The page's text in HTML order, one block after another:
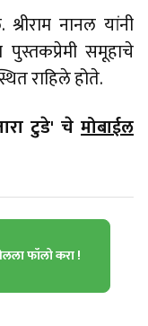
श्रीराम नानल यांनी
समूहाचे
राहिले होते.
टुडे' चे मोबाईल
फॉलो करा !